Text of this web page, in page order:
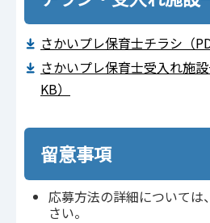
さかいプレ保育士チラシ（
さかいプレ保育士受入れ施
KB）
留意事項
応募方法の詳細については
さい。